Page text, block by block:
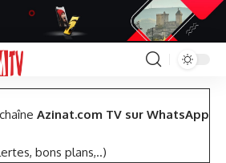
Azinat.com TV sur WhatsApp
bons plans,..)